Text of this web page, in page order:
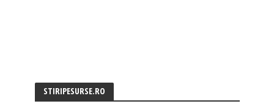
STIRIPESURSE.RO